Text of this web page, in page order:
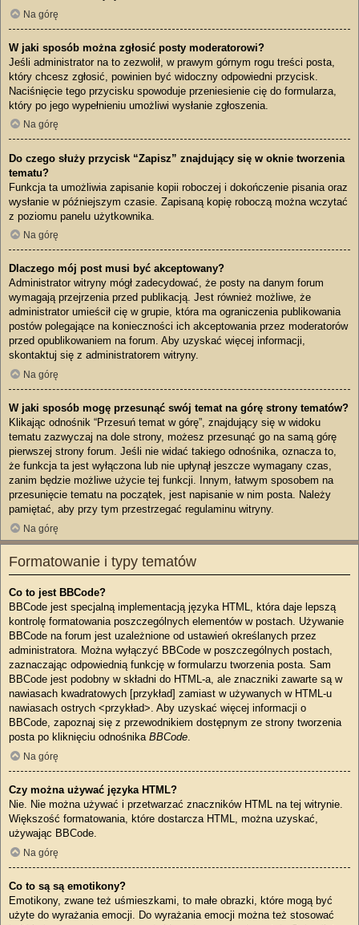
Na górę
W jaki sposób można zgłosić posty moderatorowi?
Jeśli administrator na to zezwolił, w prawym górnym rogu treści posta,
który chcesz zgłosić, powinien być widoczny odpowiedni przycisk.
Naciśnięcie tego przycisku spowoduje przeniesienie cię do formularza,
który po jego wypełnieniu umożliwi wysłanie zgłoszenia.
Na górę
Do czego służy przycisk “Zapisz” znajdujący się w oknie tworzenia
tematu?
Funkcja ta umożliwia zapisanie kopii roboczej i dokończenie pisania oraz
wysłanie w późniejszym czasie. Zapisaną kopię roboczą można wczytać
z poziomu panelu użytkownika.
Na górę
Dlaczego mój post musi być akceptowany?
Administrator witryny mógł zadecydować, że posty na danym forum
wymagają przejrzenia przed publikacją. Jest również możliwe, że
administrator umieścił cię w grupie, która ma ograniczenia publikowania
postów polegające na konieczności ich akceptowania przez moderatorów
przed opublikowaniem na forum. Aby uzyskać więcej informacji,
skontaktuj się z administratorem witryny.
Na górę
W jaki sposób mogę przesunąć swój temat na górę strony tematów?
Klikając odnośnik “Przesuń temat w górę”, znajdujący się w widoku
tematu zazwyczaj na dole strony, możesz przesunąć go na samą górę
pierwszej strony forum. Jeśli nie widać takiego odnośnika, oznacza to,
że funkcja ta jest wyłączona lub nie upłynął jeszcze wymagany czas,
zanim będzie możliwe użycie tej funkcji. Innym, łatwym sposobem na
przesunięcie tematu na początek, jest napisanie w nim posta. Należy
pamiętać, aby przy tym przestrzegać regulaminu witryny.
Na górę
Formatowanie i typy tematów
Co to jest BBCode?
BBCode jest specjalną implementacją języka HTML, która daje lepszą
kontrolę formatowania poszczególnych elementów w postach. Używanie
BBCode na forum jest uzależnione od ustawień określanych przez
administratora. Można wyłączyć BBCode w poszczególnych postach,
zaznaczając odpowiednią funkcję w formularzu tworzenia posta. Sam
BBCode jest podobny w składni do HTML-a, ale znaczniki zawarte są w
nawiasach kwadratowych [przykład] zamiast w używanych w HTML-u
nawiasach ostrych <przykład>. Aby uzyskać więcej informacji o
BBCode, zapoznaj się z przewodnikiem dostępnym ze strony tworzenia
posta po kliknięciu odnośnika BBCode.
Na górę
Czy można używać języka HTML?
Nie. Nie można używać i przetwarzać znaczników HTML na tej witrynie.
Większość formatowania, które dostarcza HTML, można uzyskać,
używając BBCode.
Na górę
Co to są są emotikony?
Emotikony, zwane też uśmieszkami, to małe obrazki, które mogą być
użyte do wyrażania emocji. Do wyrażania emocji można też stosować